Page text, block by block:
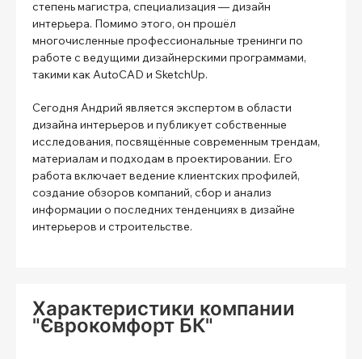
степень магистра, специализация — дизайн
интерьера. Помимо этого, он прошёл
многочисленные профессиональные тренинги по
работе с ведущими дизайнерскими программами,
такими как AutoCAD и SketchUp.
Сегодня Андрий является экспертом в области
дизайна интерьеров и публикует собственные
исследования, посвящённые современным трендам,
материалам и подходам в проектировании. Его
работа включает ведение клиентских профилей,
создание обзоров компаний, сбор и анализ
информации о последних тенденциях в дизайне
интерьеров и строительстве.
Характеристики компании
"Єврокомфорт БК"